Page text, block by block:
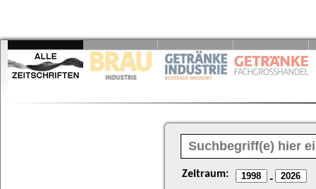
Zeitraum: -